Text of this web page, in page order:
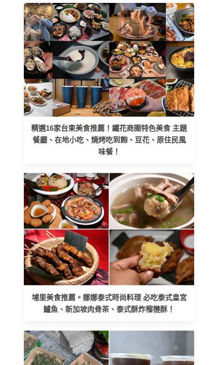
精選16家台東美食推薦！鐵花商圈特色美食 主題
餐廳、在地小吃、燒烤吃到飽、豆花、原住民風
味餐！
埔里美食推薦。娜娜泰式時尚料理 必吃泰式皇宮
鱸魚、新加坡肉骨茶、泰式酥炸榴槤酥！